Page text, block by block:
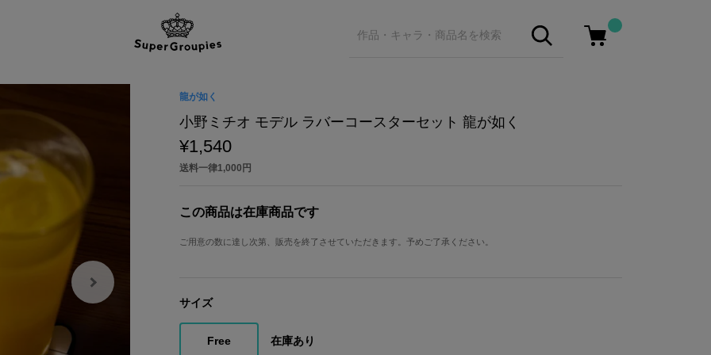
龍が如く
小野ミチオ モデル ラバーコースターセット 龍が如く
¥1,540
送料一律1,000円
この商品は在庫商品です
ご用意の数に達し次第、販売を終了させていただきます。予めご了承ください。
サイズ
Free 在庫あり